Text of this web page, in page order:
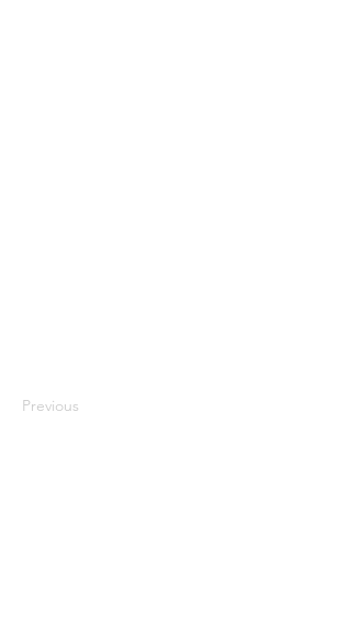
Previous